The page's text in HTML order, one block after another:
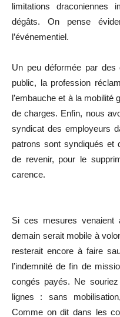
limitations
dégâts. On pense
l’événementiel.
Un peu déformée par des
public, la profession
l’embauche et à la
de charges. Enfin, nous
syndicat des employeurs
patrons sont syndiqués et
de revenir, pour le
carence.
Si ces mesures venaient
demain serait mobile à
resterait encore à faire
l’indemnité de fin de
congés payés. Ne
lignes : sans
Comme on dit dans les